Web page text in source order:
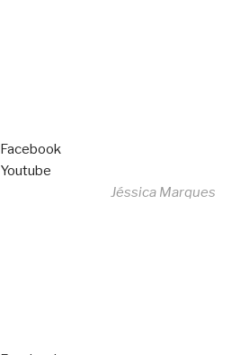
Facebook
Youtube
Jéssica Marques